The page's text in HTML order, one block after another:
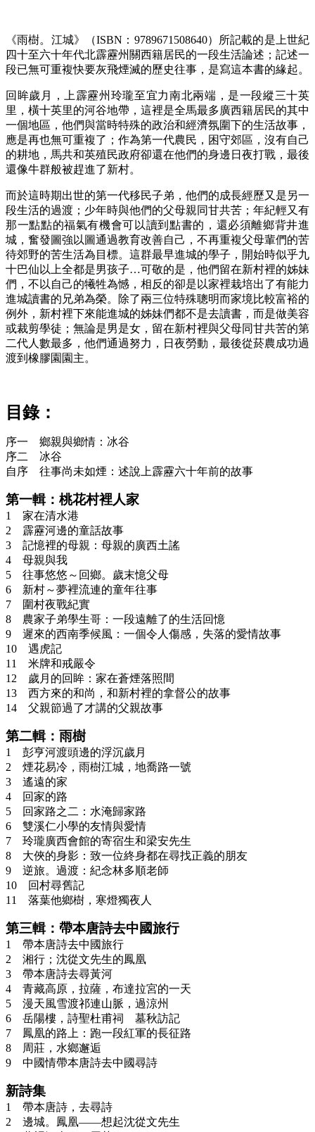
《雨樹。江城》（ISBN：9789671508640）所記載的是上世紀
四十至六十年代北霹靂州關西籍居民的一段生活論述；記述一
段已無可重複快要灰飛煙滅的歷史往事，是寫這本書的緣起。
回眸歲月，上霹靂州玲瓏至宜力南北兩端，是一段縱三十英
里，橫十英里的河谷地帶，這裡是全馬最多廣西籍居民的其中
一個地區，他們與當時特殊的政治和經濟氛圍下的生活故事，
應是再也無可重複了；作為第一代農民，困守郊區，沒有自己
的耕地，馬共和英殖民政府卻還在他們的身邊日夜打戰，最後
還像牛群般被趕進了新村。
而於這時期出世的第一代移民子弟，他們的成長經歷又是另一
段生活的過渡；少年時與他們的父母親同甘共苦；年紀輕又有
那一點點的福氣有機會可以讀到點書的，還必須離鄉背井進
城，奮發圖強以圖通過教育改善自己，不再重複父母輩們的苦
待郊野的苦生活為目標。這群最早進城的學子，開始時似乎九
十巴仙以上全都是男孩子…可敬的是，他們留在新村裡的姊妹
們，不以自己的犧牲為憾，相反的卻是以家裡栽培出了有能力
進城讀書的兄弟為榮。除了兩三位特殊聰明而家境比較富裕的
例外，新村裡下來能進城的姊妹們都不是去讀書，而是做美容
或裁剪學徒；無論是男是女，留在新村裡與父母同甘共苦的第
二代人數最多，他們通過努力，日夜勞動，最後從菸農成功過
渡到橡膠園園主。
目錄：
序一 鄉親與鄉情：冰谷
序二 冰谷
自序 往事尚未如煙：述說上霹靂六十年前的故事
第一輯：桃花村裡人家
1 家在清水港
2 霹靂河邊的童話故事
3 記憶裡的母親：母親的廣西土謠
4 母親與我
5 往事悠悠～回鄉。歲末憶父母
6 新村～夢裡流連的童年往事
7 圍村夜戰紀實
8 農家子弟學生哥：一段遠離了的生活回憶
9 遲來的西南季候風：一個令人傷感，失落的愛情故事
10 遇虎記
11 米牌和戒嚴令
12 歲月的回眸：家在蒼煙落照間
13 西方來的和尚，和新村裡的拿督公的故事
14 父親節過了才講的父親故事
第二輯：雨樹
1 彭亨河渡頭邊的浮沉歲月
2 煙花易冷，雨樹江城，地喬路一號
3 遙遠的家
4 回家的路
5 回家路之二：水淹歸家路
6 雙溪仁小學的友情與愛情
7 玲瓏廣西會館的寄宿生和梁安先生
8 大俠的身影：致一位終身都在尋找正義的朋友
9 逆旅。過渡：紀念林多順老師
10 回村尋舊記
11 落葉他鄉樹，寒燈獨夜人
第三輯：帶本唐詩去中國旅行
1 帶本唐詩去中國旅行
2 湘行；沈從文先生的鳳凰
3 帶本唐詩去尋黃河
4 青藏高原，拉薩，布達拉宮的一天
5 漫天風雪渡祁連山脈，過涼州
6 岳陽樓，詩聖杜甫祠 墓秋訪記
7 鳳凰的路上：跑一段紅軍的長征路
8 周莊，水鄉邂逅
9 中國情帶本唐詩去中國尋詩
新詩集
1 帶本唐詩，去尋詩
2 邊城。鳳凰——想起沈從文先生